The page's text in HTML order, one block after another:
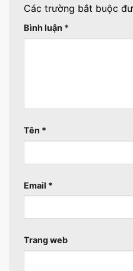
Các trường bắt buộc
Bình luận *
Tên *
Email *
Trang web